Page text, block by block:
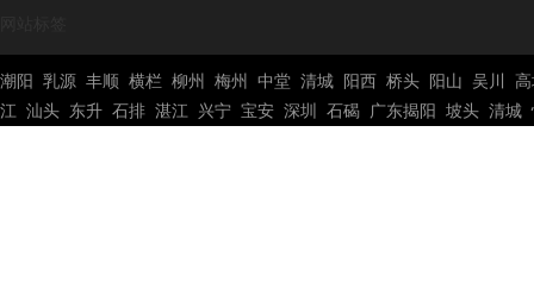
潮阳 乳源 丰顺 横栏 柳州 梅州 中堂 清城 阳西 桥头 阳山 吴川
江 汕头 东升 石排 湛江 兴宁 宝安 深圳 石碣 广东揭阳 坡头 清城